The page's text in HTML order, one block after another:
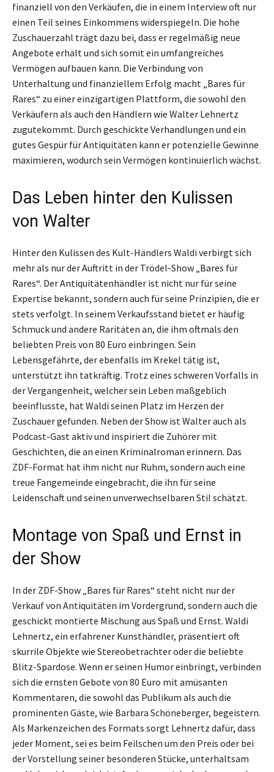
finanziell von den Verkäufen, die in einem Interview oft nur
einen Teil seines Einkommens widerspiegeln. Die hohe
Zuschauerzahl trägt dazu bei, dass er regelmäßig neue
Angebote erhält und sich somit ein umfangreiches
Vermögen aufbauen kann. Die Verbindung von
Unterhaltung und finanziellem Erfolg macht „Bares für
Rares“ zu einer einzigartigen Plattform, die sowohl den
Verkäufern als auch den Händlern wie Walter Lehnertz
zugutekommt. Durch geschickte Verhandlungen und ein
gutes Gespür für Antiquitäten kann er potenzielle Gewinne
maximieren, wodurch sein Vermögen kontinuierlich wächst.
Das Leben hinter den Kulissen
von Walter
Hinter den Kulissen des Kult-Händlers Waldi verbirgt sich
mehr als nur der Auftritt in der Trödel-Show „Bares für
Rares“. Der Antiquitätenhändler ist nicht nur für seine
Expertise bekannt, sondern auch für seine Prinzipien, die er
stets verfolgt. In seinem Verkaufsstand bietet er häufig
Schmuck und andere Raritäten an, die ihm oftmals den
beliebten Preis von 80 Euro einbringen. Sein
Lebensgefährte, der ebenfalls im Krekel tätig ist,
unterstützt ihn tatkräftig. Trotz eines schweren Vorfalls in
der Vergangenheit, welcher sein Leben maßgeblich
beeinflusste, hat Waldi seinen Platz im Herzen der
Zuschauer gefunden. Neben der Show ist Walter auch als
Podcast-Gast aktiv und inspiriert die Zuhörer mit
Geschichten, die an einen Kriminalroman erinnern. Das
ZDF-Format hat ihm nicht nur Ruhm, sondern auch eine
treue Fangemeinde eingebracht, die ihn für seine
Leidenschaft und seinen unverwechselbaren Stil schätzt.
Montage von Spaß und Ernst in
der Show
In der ZDF-Show „Bares für Rares“ steht nicht nur der
Verkauf von Antiquitäten im Vordergrund, sondern auch die
geschickt montierte Mischung aus Spaß und Ernst. Waldi
Lehnertz, ein erfahrener Kunsthändler, präsentiert oft
skurrile Objekte wie Stereobetrachter oder die beliebte
Blitz-Spardose. Wenn er seinen Humor einbringt, verbinden
sich die ernsten Gebote von 80 Euro mit amüsanten
Kommentaren, die sowohl das Publikum als auch die
prominenten Gäste, wie Barbara Schöneberger, begeistern.
Als Markenzeichen des Formats sorgt Lehnertz dafür, dass
jeder Moment, sei es beim Feilschen um den Preis oder bei
der Vorstellung seiner besonderen Stücke, unterhaltsam